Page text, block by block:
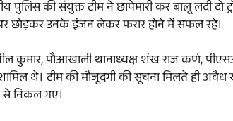
की संयुक्त टीम ने छापेमारी कर बालू लदी दो
छोड़कर उनके इंजन लेकर फरार होने में सफल रहे।
कुमार, पौआखाली थानाध्यक्ष शंख राज कर्ण,
थे। टीम की मौजूदगी की सूचना मिलते ही
से निकल गए।